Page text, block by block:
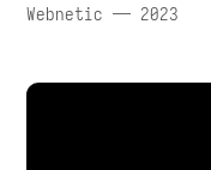
Webnetic — 2023